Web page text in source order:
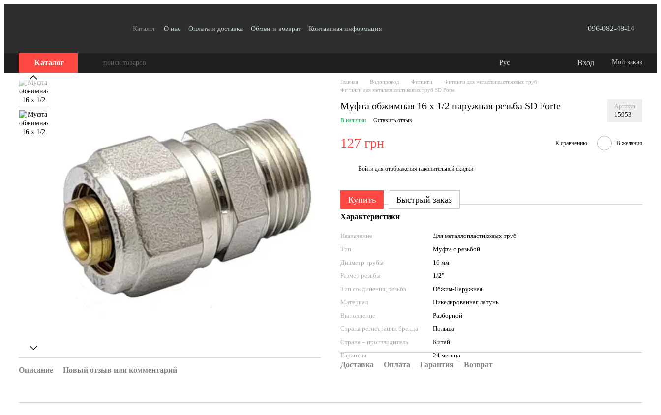
Каталог О нас Оплата и доставка Обмен и возврат
Контактная информация
096-082-48-14
Каталог Рус Вход Мой заказ
Описание Новый отзыв или комментарий
Главная Водопровод Фитинги
Фитинги для металлопластиковых труб
Фитинги для металлопластиковых труб SD Forte
Муфта обжимная 16 х 1/2 наружная резьба SD Forte Артикул
15953
В наличии Оставить отзыв
127 грн К сравнению В желания
Войти для отображения накопительной скидки
Купить Быстрый заказ
Характеристики
Назначение
Для металлопластиковых труб
Тип
Муфта с резьбой
Диаметр трубы
16 мм
Размер резьбы
1/2"
Тип соединения, резьба
Обжим-Наружная
Материал
Никелированная латунь
Выполнение
Разборной
Страна регистрации бренда
Польша
Страна – производитель
Китай
Гарантия
24 месяца
Доставка Оплата Гарантия Возврат